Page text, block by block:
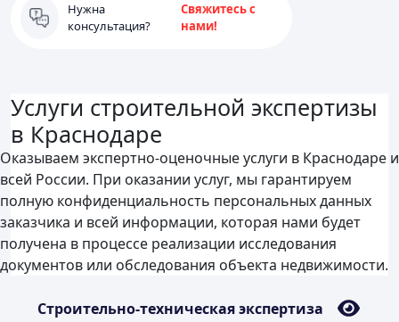
Нужна
консультация?
Свяжитесь с
нами!
Услуги строительной экспертизы
в Краснодаре
Оказываем экспертно-оценочные услуги в Краснодаре и
всей России. При оказании услуг, мы гарантируем
полную конфиденциальность персональных данных
заказчика и всей информации, которая нами будет
получена в процессе реализации исследования
документов или обследования объекта недвижимости.
Строительно-техническая экспертиза